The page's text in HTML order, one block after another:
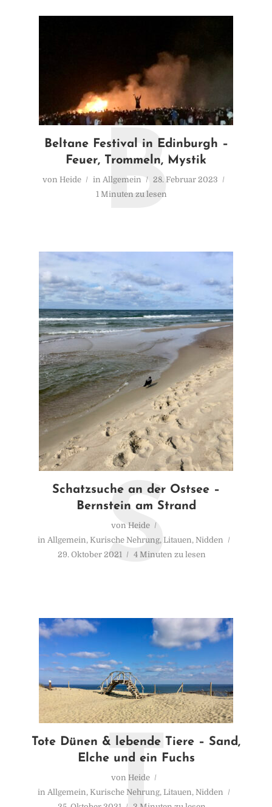
Beltane Festival in Edinburgh –
Feuer, Trommeln, Mystik
von Heide in Allgemein
28. Februar 2023
1 Minuten zu lesen
B
Schatzsuche an der Ostsee –
Bernstein am Strand
von Heide
in Allgemein, Kurische Nehrung, Litauen, Nidden
29. Oktober 2021
4 Minuten zu lesen
S
Tote Dünen & lebende Tiere – Sand,
Elche und ein Fuchs
von Heide
in Allgemein, Kurische Nehrung, Litauen, Nidden